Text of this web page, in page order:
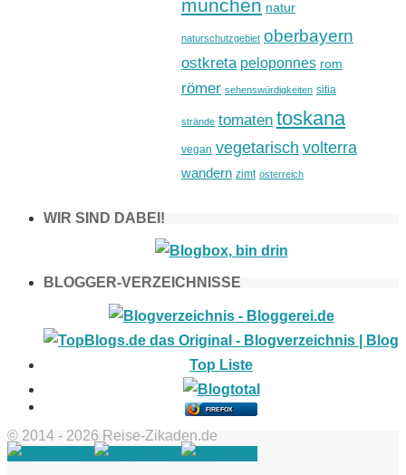
münchen natur
naturschutzgebiet oberbayern
ostkreta peloponnes rom
römer sehenswürdigkeiten sitia
strände tomaten toskana
vegan vegetarisch volterra
wandern zimt österreich
WIR SIND DABEI!
BLOGGER-VERZEICHNISSE
FIREFOX
© 2014 - 2026 Reise-Zikaden.de